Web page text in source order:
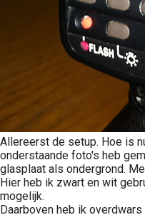
Allereerst de setup. Hoe is
onderstaande foto's heb
glasplaat als ondergrond.
Hier heb ik zwart en wit
mogelijk.
Daarboven heb ik overdwars